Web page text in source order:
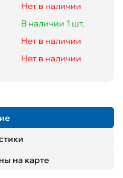
Нет в наличии
В наличии 1 шт.
Нет в наличии
Нет в наличии
на карте